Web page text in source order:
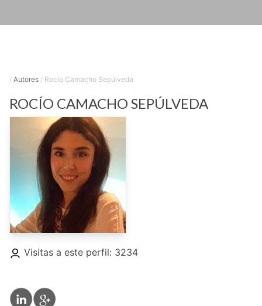
/ Autores / Rocío Camacho Sepúlveda
ROCÍO CAMACHO SEPÚLVEDA
Visitas a este perfil: 3234